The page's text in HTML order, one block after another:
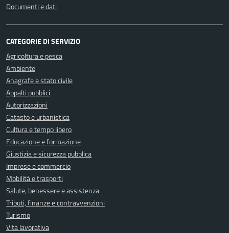
Documenti e dati
CATEGORIE DI SERVIZIO
Agricoltura e pesca
Ambiente
Anagrafe e stato civile
Appalti pubblici
Autorizzazioni
Catasto e urbanistica
Cultura e tempo libero
Educazione e formazione
Giustizia e sicurezza pubblica
Imprese e commercio
Mobilità e trasporti
Salute, benessere e assistenza
Tributi, finanze e contravvenzioni
Turismo
Vita lavorativa